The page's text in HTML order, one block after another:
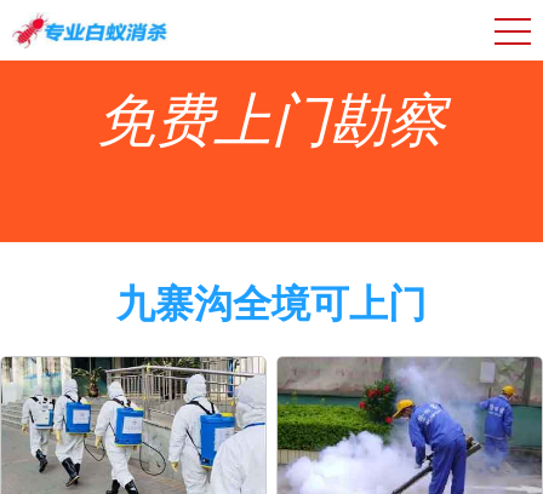
免费上门勘察
九寨沟全境可上门